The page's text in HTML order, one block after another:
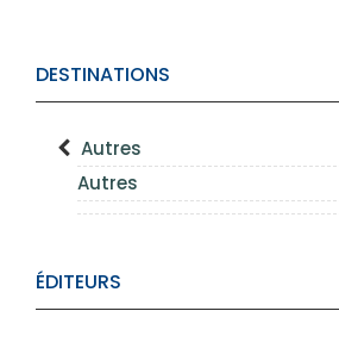
DESTINATIONS
Autres
Autres
ÉDITEURS